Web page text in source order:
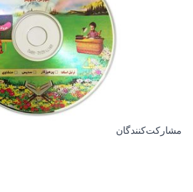
مشارکت‌کنندگان